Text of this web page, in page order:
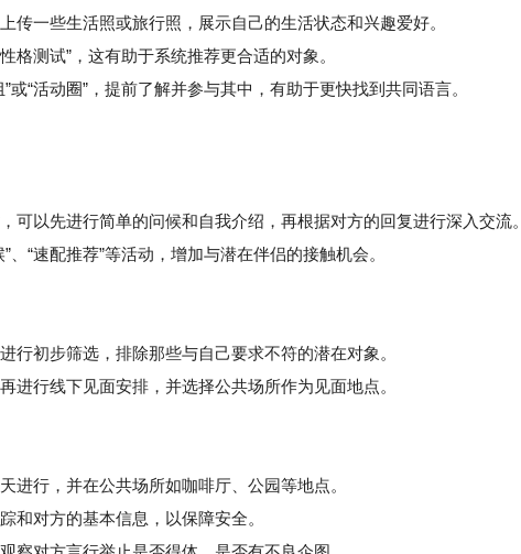
一些生活照或旅行照，展示自己的生活状态和兴趣爱好。
测试”，这有助于系统推荐更合适的对象。
活动圈”，提前了解并参与其中，有助于更快找到共同语言。
以先进行简单的问候和自我介绍，再根据对方的回复进行深入交流。
“速配推荐”等活动，增加与潜在伴侣的接触机会。
初步筛选，排除那些与自己要求不符的潜在对象。
行线下见面安排，并选择公共场所作为见面地点。
行，并在公共场所如咖啡厅、公园等地点。
对方的基本信息，以保障安全。